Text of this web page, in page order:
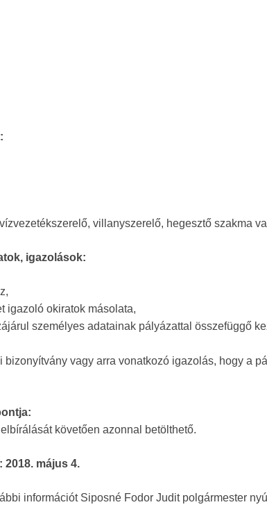
villanyszerelő, hegesztő szakma
igazolások:
igazoló okiratok másolata,
személyes adatainak pályázattal összefüggő
bizonyítvány vagy arra vonatkozó igazolás, hogy a
követően azonnal betölthető.
2018. május 4.
információt Siposné Fodor Judit polgármester